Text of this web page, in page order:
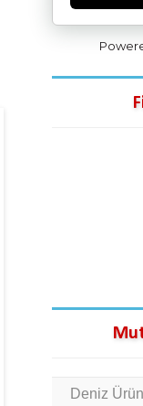
Deniz